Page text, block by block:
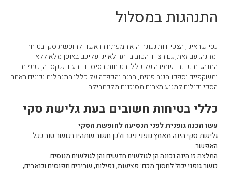
התנהגות במסלול
כפי שראינו, הצטיידות נכונה היא המפתח הראשון לחופשת סקי בטוחה
ומהנה. עם זאת, גם הציוד הטוב ביותר לא יגן עליכם באופן מלא ללא
התנהגות נכונה ושמירה על כללי בטיחות בסיסיים. בעוד שקסדה, כפפות
ומשקפיים יספקו הגנה פיזית, הבנה והקפדה על כללי התנהלות נכונים באתר
הסקי יכולים למנוע מצבים מסוכנים מלכתחילה.
כללי בטיחות חשובים בעת גלישת סקי
עשו הכנה גופנית לפני הנסיעה לחופשת הסקי
גלישת סקי הינה מאמץ גופני ניכר ולכן חשוב שתהיו בכושר טוב ככל
האפשר.
המלצה זו הינה נכונה הן לגולשים חדשים והן לגולשים מנוסים.
כושר גופני יכול לחסוך מכם: פציעות, נפילות, שרירים תפוסים וכואבים,